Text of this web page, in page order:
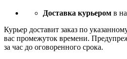
Доставка курьером в
Курьер доставит заказ по
вас промежуток времени.
за час до оговоренного срока.